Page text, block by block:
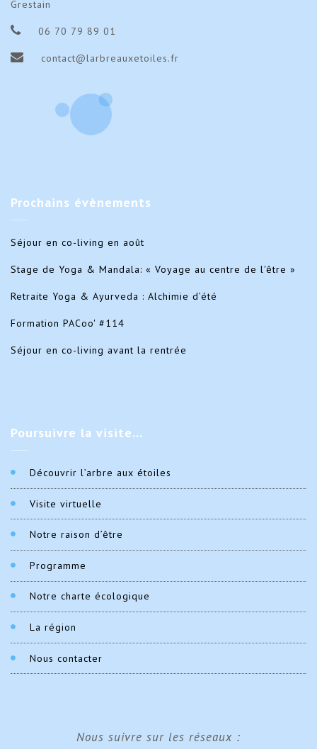
Grestain
06 70 79 89 01
contact@larbreauxetoiles.fr
Prochains évènements
Séjour en co-living en août
Stage de Yoga & Mandala: « Voyage au centre de l'être »
Retraite Yoga & Ayurveda : Alchimie d’été
Formation PACoo' #114
Séjour en co-living avant la rentrée
Poursuivre la visite…
Découvrir l’arbre aux étoiles
Visite virtuelle
Notre raison d’être
Programme
Notre charte écologique
La région
Nous contacter
Nous suivre sur les réseaux :